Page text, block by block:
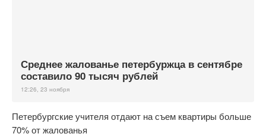
Среднее жалованье петербуржца в сентябре
составило 90 тысяч рублей
12:26, 23 ноября
Петербургские учителя отдают на съем квартиры больше
70% от жалованья